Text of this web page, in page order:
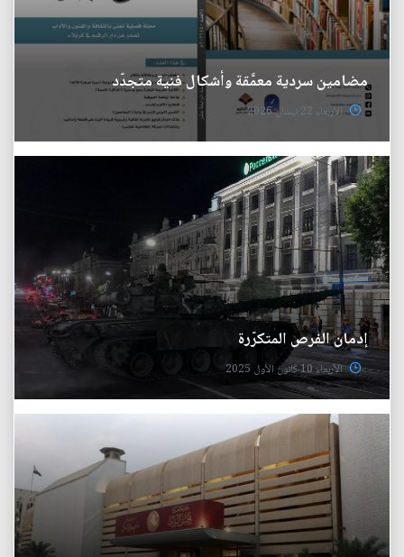
مضامين سردية معمَّقة وأشكال فنية متجدّد
الأربعاء 22 نيسان 2026
إدمان الفرص المتكرّرة
الأربعاء 10 كانون الأول 2025